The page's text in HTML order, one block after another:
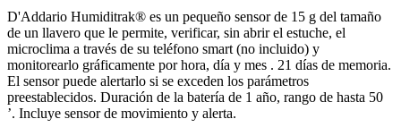
D'Addario Humiditrak® es un pequeño sensor de 15 g del tamaño
de un llavero que le permite, verificar, sin abrir el estuche, el
microclima a través de su teléfono smart (no incluido) y
monitorearlo gráficamente por hora, día y mes . 21 días de memoria.
El sensor puede alertarlo si se exceden los parámetros
preestablecidos. Duración de la batería de 1 año, rango de hasta 50
’. Incluye sensor de movimiento y alerta.